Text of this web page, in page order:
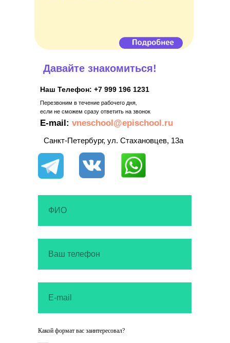
Давайте знакомиться!
Наш Телефон: +7 999 196 1231
E-mail: vneschool@epischool.ru
Санкт-Петербург, ул. Стахановцев, 13а
Перезвоним в течение рабочего дня,
если не сможем сразу ответить на звонок
Какой формат вас заинтересовал?